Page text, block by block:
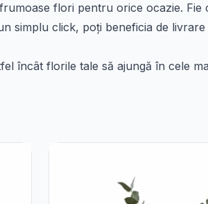
flori pentru orice ocazie.
simplu click, poți beneficia de
încât florile tale să ajungă în cele